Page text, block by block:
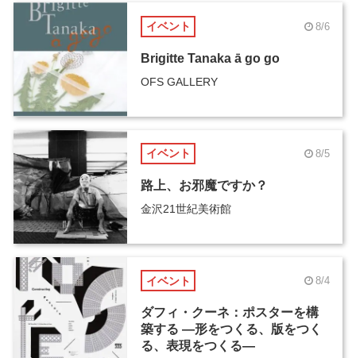
イベント 8/6
Brigitte Tanaka ā go go
OFS GALLERY
イベント 8/5
路上、お邪魔ですか？
金沢21世紀美術館
イベント 8/4
ダフィ・クーネ：ポスターを構
築する ―形をつくる、版をつく
る、表現をつくる―